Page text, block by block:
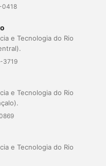
0418
e Tecnologia do Rio
3719
e Tecnologia do Rio
e Tecnologia do Rio